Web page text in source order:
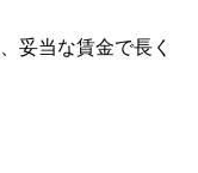
妥当な賃金で長く